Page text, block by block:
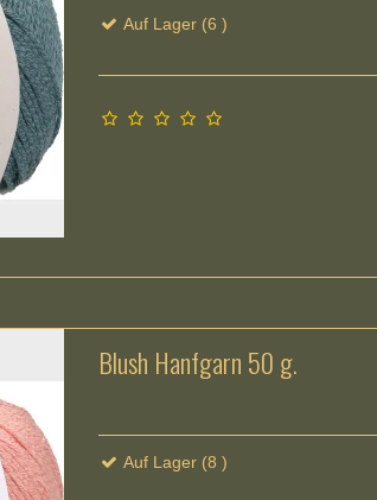
Auf Lager (6 )
Blush Hanfgarn 50 g.
Auf Lager (8 )